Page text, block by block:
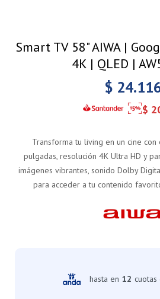
Smart TV 58" AIWA |
4K | QLED |
$
$
Transforma tu living en un cine
pulgadas, resolución 4K Ultra HD y
imágenes vibrantes, sonido Dolby
para acceder a tu contenido
hasta en 12 cuotas